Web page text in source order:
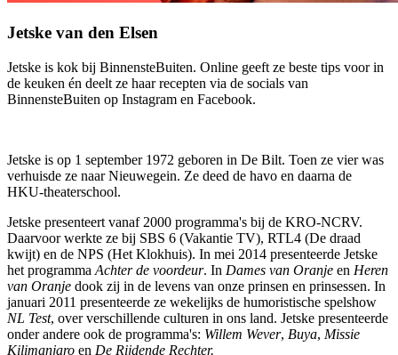
Jetske van den Elsen
Jetske is kok bij BinnensteBuiten. Online geeft ze beste tips voor in
de keuken én deelt ze haar recepten via de socials van
BinnensteBuiten op Instagram en Facebook.
Jetske is op 1 september 1972 geboren in De Bilt. Toen ze vier was
verhuisde ze naar Nieuwegein. Ze deed de havo en daarna de
HKU-theaterschool.
Jetske presenteert vanaf 2000 programma's bij de KRO-NCRV.
Daarvoor werkte ze bij SBS 6 (Vakantie TV), RTL4 (De draad
kwijt) en de NPS (Het Klokhuis). In mei 2014 presenteerde Jetske
het programma Achter de voordeur. In Dames van Oranje en Heren
van Oranje dook zij in de levens van onze prinsen en prinsessen. In
januari 2011 presenteerde ze wekelijks de humoristische spelshow
NL Test, over verschillende culturen in ons land. Jetske presenteerde
onder andere ook de programma's: Willem Wever, Buya, Missie
Kilimanjaro en De Rijdende Rechter.